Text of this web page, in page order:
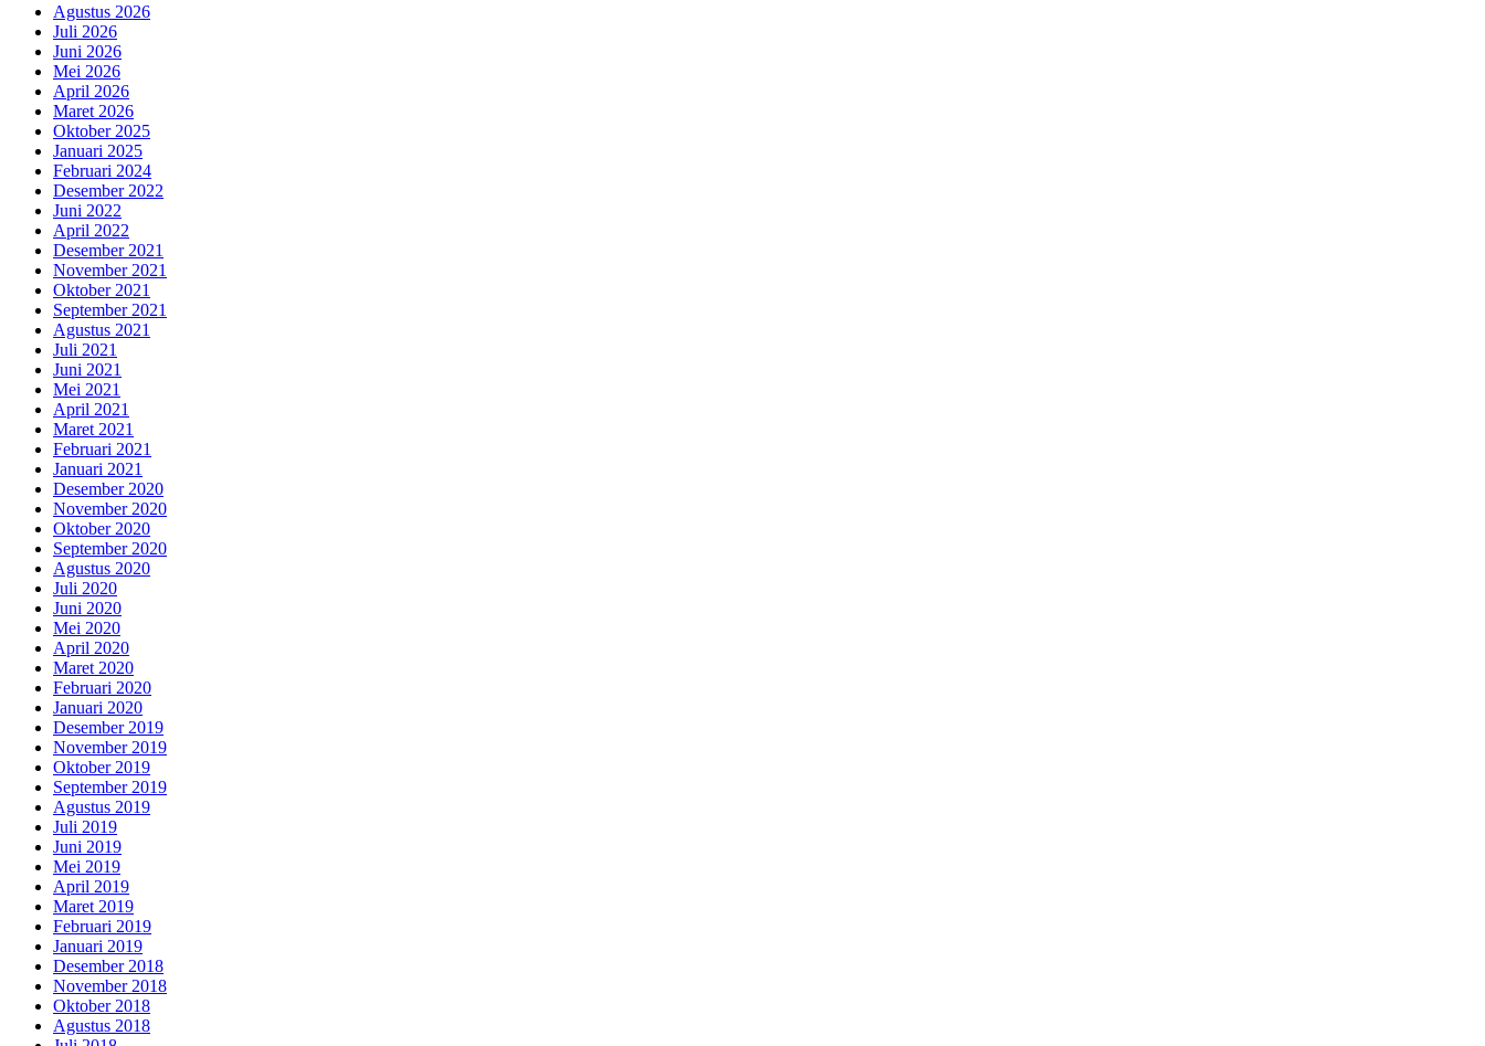
Agustus 2026
Juli 2026
Juni 2026
Mei 2026
April 2026
Maret 2026
Oktober 2025
Januari 2025
Februari 2024
Desember 2022
Juni 2022
April 2022
Desember 2021
November 2021
Oktober 2021
September 2021
Agustus 2021
Juli 2021
Juni 2021
Mei 2021
April 2021
Maret 2021
Februari 2021
Januari 2021
Desember 2020
November 2020
Oktober 2020
September 2020
Agustus 2020
Juli 2020
Juni 2020
Mei 2020
April 2020
Maret 2020
Februari 2020
Januari 2020
Desember 2019
November 2019
Oktober 2019
September 2019
Agustus 2019
Juli 2019
Juni 2019
Mei 2019
April 2019
Maret 2019
Februari 2019
Januari 2019
Desember 2018
November 2018
Oktober 2018
Agustus 2018